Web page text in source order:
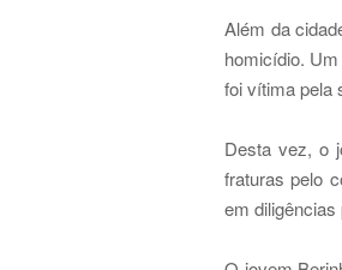
Além da
homicídio.
foi vítima pela
Desta vez, o
fraturas pelo
em diligências